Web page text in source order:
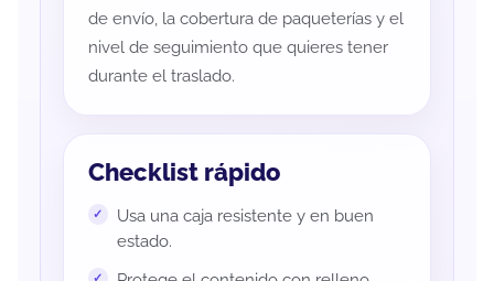
de envío, la cobertura de paqueterías y el
nivel de seguimiento que quieres tener
durante el traslado.
Checklist rápido
Usa una caja resistente y en buen
estado.